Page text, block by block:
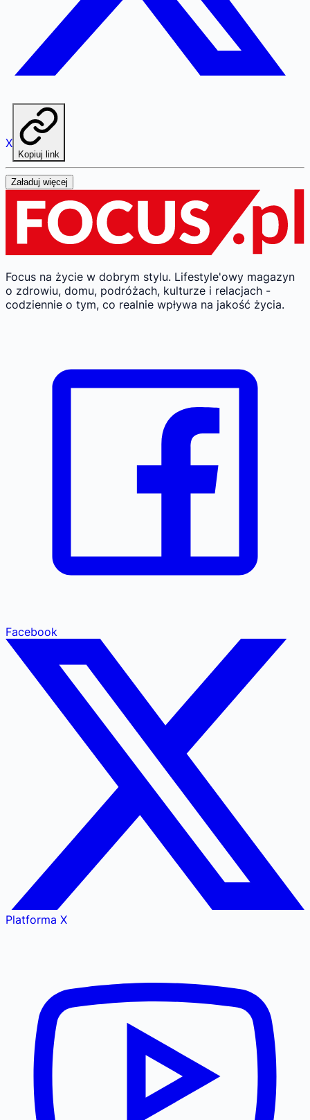
X
Kopiuj link
Załaduj więcej
Focus na życie w dobrym stylu. Lifestyle'owy magazyn
o zdrowiu, domu, podróżach, kulturze i relacjach -
codziennie o tym, co realnie wpływa na jakość życia.
Facebook
Platforma X